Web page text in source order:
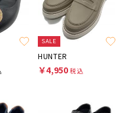
SALE
HUNTER
￥4,950税込